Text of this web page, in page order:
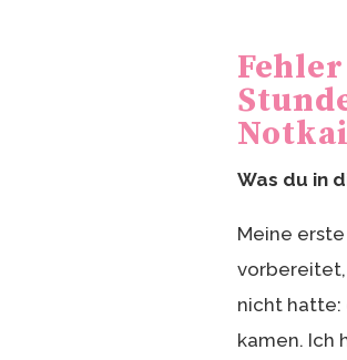
Was du in
Meine
vorbereitet,
nicht hatte:
kamen. Ich